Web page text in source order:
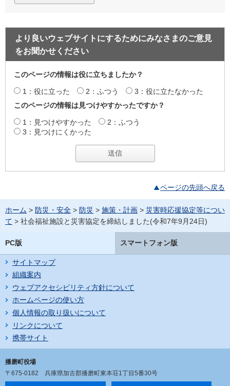
より良いウェブサイトにするためにみなさまのご意見
をお聞かせください
このページの情報は役に立ちましたか？
1：役に立った 2：ふつう
3：役に立たなかった
このページの情報は見つけやすかったですか？
1：見つけやすかった
2：ふつう
3：見つけにくかった
ページの先頭へ戻る
ホーム > 防災・安全 > 防災 > 施策・計画 > 災害時応援協定等につい
て > 社会福祉施設と災害協定を締結しました(令和7年9月24日)
PC版 スマートフォン版
サイトマップ
組織案内
ウェブアクセシビリティ方針について
ホームページの使い方
個人情報の取り扱いについて
リンクについて
携帯サイト
播磨町役場
〒675-0182 兵庫県加古郡播磨町東本荘1丁目5番30号